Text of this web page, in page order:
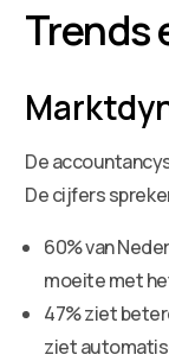
Trends
De
De cijfers
60% van
moeite met
47% ziet
ziet